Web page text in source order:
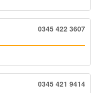
0345 422 3607
0345 421 9414